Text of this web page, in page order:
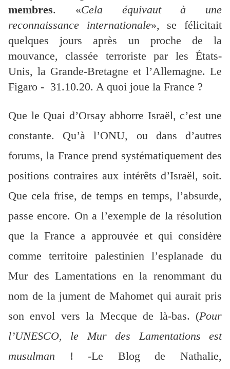
membres. «Cela équivaut à une
reconnaissance internationale», se félicitait
quelques jours après un proche de la
mouvance, classée terroriste par les États-
Unis, la Grande-Bretagne et l’Allemagne. Le
Figaro - 31.10.20. A quoi joue la France ?
Que le Quai d’Orsay abhorre Israël, c’est une
constante. Qu’à l’ONU, ou dans d’autres
forums, la France prend systématiquement des
positions contraires aux intérêts d’Israël, soit.
Que cela frise, de temps en temps, l’absurde,
passe encore. On a l’exemple de la résolution
que la France a approuvée et qui considère
comme territoire palestinien l’esplanade du
Mur des Lamentations en la renommant du
nom de la jument de Mahomet qui aurait pris
son envol vers la Mecque de là-bas. (Pour
l’UNESCO, le Mur des Lamentations est
musulman ! -Le Blog de Nathalie,